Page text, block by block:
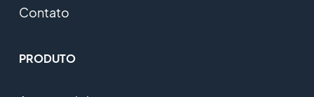
Contato
PRODUTO